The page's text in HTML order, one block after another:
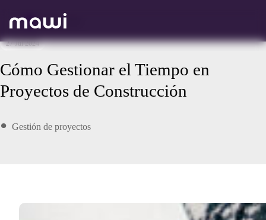
Volver atrás
27 Jul 2024
Cómo Gestionar el Tiempo en
Proyectos de Construcción
Gestión de proyectos